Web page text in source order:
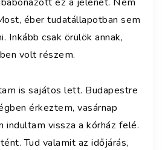
éber tudatállapotban sem
Inkább csak örülök annak,
volt részem.
is sajátos lett. Budapestre
érkeztem, vasárnap
indultam vissza a kórház felé.
Tud valamit az időjárás,